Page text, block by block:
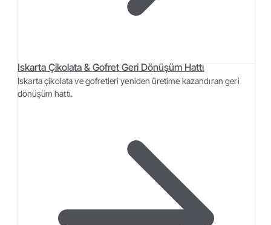
Iskarta Çikolata & Gofret Geri Dönüşüm Hattı
Iskarta çikolata ve gofretleri yeniden üretime kazandıran geri
dönüşüm hattı.